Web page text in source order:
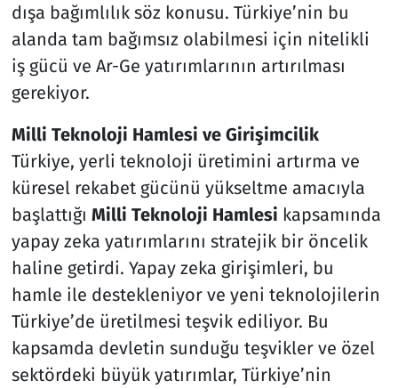
dışa bağımlılık söz konusu. Türkiye’nin bu
alanda tam bağımsız olabilmesi için nitelikli
iş gücü ve Ar-Ge yatırımlarının artırılması
gerekiyor.
Milli Teknoloji Hamlesi ve Girişimcilik
Türkiye, yerli teknoloji üretimini artırma ve
küresel rekabet gücünü yükseltme amacıyla
başlattığı Milli Teknoloji Hamlesi kapsamında
yapay zeka yatırımlarını stratejik bir öncelik
haline getirdi. Yapay zeka girişimleri, bu
hamle ile destekleniyor ve yeni teknolojilerin
Türkiye’de üretilmesi teşvik ediliyor. Bu
kapsamda devletin sunduğu teşvikler ve özel
sektördeki büyük yatırımlar, Türkiye’nin